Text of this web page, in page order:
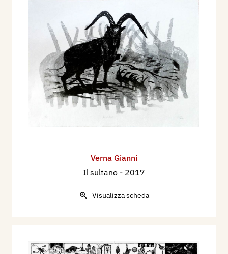
Verna Gianni
Il sultano - 2017
Visualizza scheda